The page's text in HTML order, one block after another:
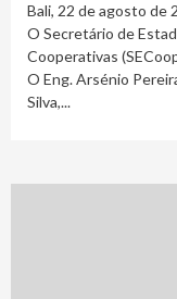
Bali, 22 de agosto de
O Secretário de
Cooperativas
O Eng. Arsénio
Silva,...